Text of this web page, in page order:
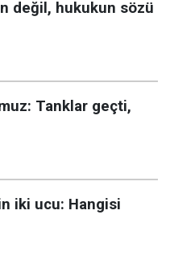
değil, hukukun sözü
Tanklar geçti,
iki ucu: Hangisi